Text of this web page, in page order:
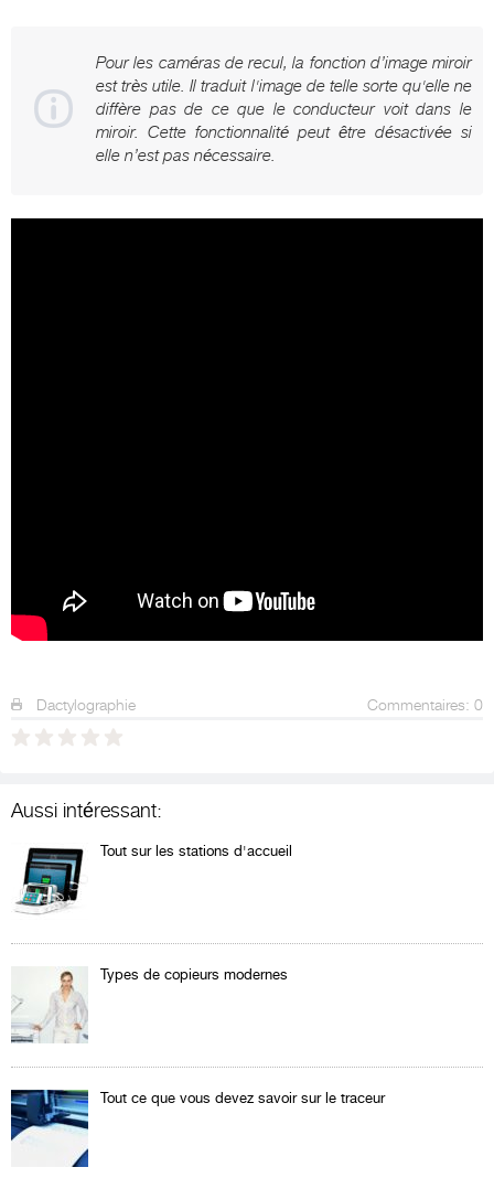
Pour les caméras de recul, la fonction d’image miroir
est très utile. Il traduit l'image de telle sorte qu'elle ne
diffère pas de ce que le conducteur voit dans le
miroir. Cette fonctionnalité peut être désactivée si
elle n’est pas nécessaire.
Dactylographie Commentaires: 0
Aussi intéressant:
Tout sur les stations d'accueil
Types de copieurs modernes
Tout ce que vous devez savoir sur le traceur